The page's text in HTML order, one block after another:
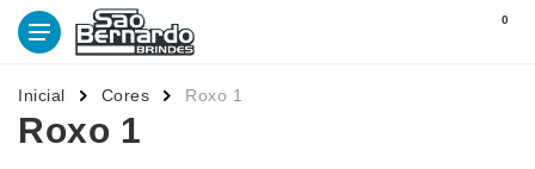
0
Inicial Cores Roxo 1
Roxo 1